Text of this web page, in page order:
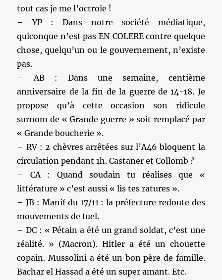
tout cas je me l’octroie !
– YP : Dans notre société médiatique,
quiconque n’est pas EN COLERE contre quelque
chose, quelqu’un ou le gouvernement, n’existe
pas.
– AB : Dans une semaine, centième
anniversaire de la fin de la guerre de 14-18. Je
propose qu’à cette occasion son ridicule
surnom de « Grande guerre » soit remplacé par
« Grande boucherie ».
– RV : 2 chèvres arrêtées sur l’A46 bloquent la
circulation pendant 1h. Castaner et Collomb ?
– CA : Quand soudain tu réalises que «
littérature » c’est aussi « lis tes ratures ».
– JB : Manif du 17/11 : la préfecture redoute des
mouvements de fuel.
– DC : « Pétain a été un grand soldat, c’est une
réalité. » (Macron). Hitler a été un chouette
copain. Mussolini a été un bon père de famille.
Bachar el Hassad a été un super amant. Etc.